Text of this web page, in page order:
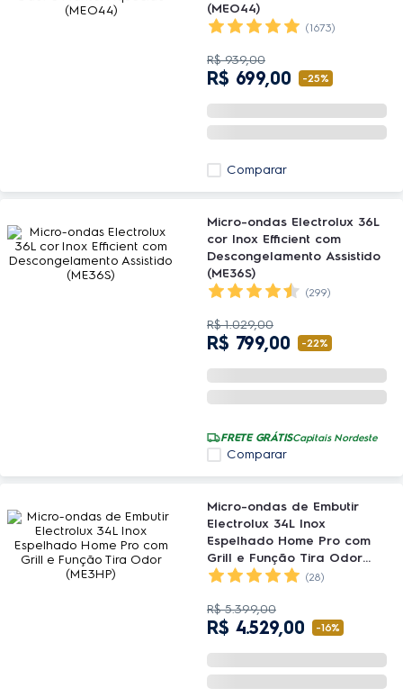
(MEO44)
(1673)
R$ 939,00
R$ 699,00 -25%
Comparar
Micro-ondas Electrolux 36L
cor Inox Efficient com
Descongelamento Assistido
(ME36S)
(299)
R$ 1.029,00
R$ 799,00 -22%
FRETE GRÁTISCapitais Nordeste
Comparar
Micro-ondas de Embutir
Electrolux 34L Inox
Espelhado Home Pro com
Grill e Função Tira Odor
(ME3HP)
(28)
R$ 5.399,00
R$ 4.529,00 -16%